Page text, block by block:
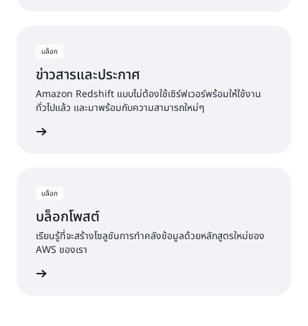
บล็อก
ข่าวสารและประกาศ
Amazon Redshift แบบไม่ต้องใช้เซิร์ฟเวอร์พร้อมให้ใช้งาน
ทั่วไปแล้ว และมาพร้อมกับความสามารถใหม่ๆ
บล็อก
บล็อกโพสต์
เรียนรู้ที่จะสร้างโซลูชันการทำคลังข้อมูลด้วยหลักสูตรใหม่ของ
AWS ของเรา